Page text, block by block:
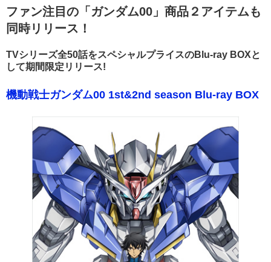
ファン注目の「ガンダム00」商品２アイテムも
同時リリース！
TVシリーズ全50話をスペシャルプライスのBlu-ray BOXと
して期間限定リリース!
機動戦士ガンダム00 1st&2nd season Blu-ray BOX